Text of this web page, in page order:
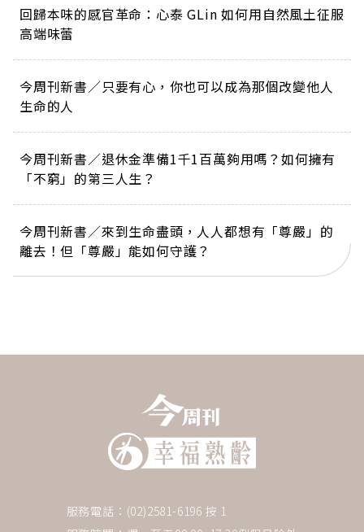
回歸本味的感官革命：心泰 GLin 如何用自然風土征服
高端味蕾
今周刊新書／只要有心，你也可以成為那個改變他人
生命的人
今周刊新書／退休金準備1千1百萬夠用嗎？如何擁有
「不窮」的第三人生？
今周刊新書／來到生命盡頭，人人都想有「尊嚴」的
離去！但「尊嚴」能如何守護？
服務電話：(02)2581-6196 按 1